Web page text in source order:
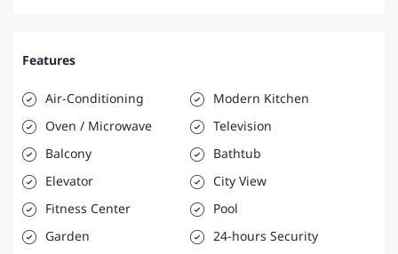
Features
Air-Conditioning
Modern Kitchen
Oven / Microwave
Television
Balcony
Bathtub
Elevator
City View
Fitness Center
Pool
Garden
24-hours Security